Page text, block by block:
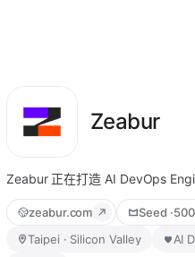
Zeabur
Zeabur 正在打造 AI DevOps
zeabur.com Seed ·
Taipei · Silicon Valley
AI